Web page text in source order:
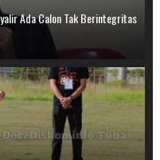
Ada Calon Tak Berintegritas